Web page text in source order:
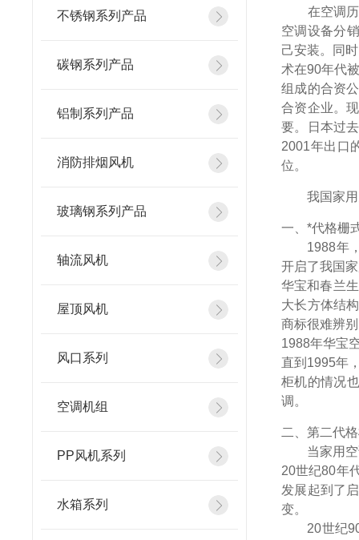
不锈钢系列产品
碳钢系列产品
铝制系列产品
消防排烟风机
玻璃钢系列产品
轴流风机
屋顶风机
风口系列
空调机组
PP风机系列
水箱系列
在空调历史
空调设备分
己安装。同
术在90年代
组成的合资
合资企业。
要。日本过
2001年出口
位。
我国家用
一、*代格栅
1988年，*
开启了我国
华宝和春兰
大长方体结
商标很难辨
1988年华宝
直到1995年
柜机的情况
调。
二、第二代
当家用空调
20世纪80年
发展起到了
变。
20世纪90